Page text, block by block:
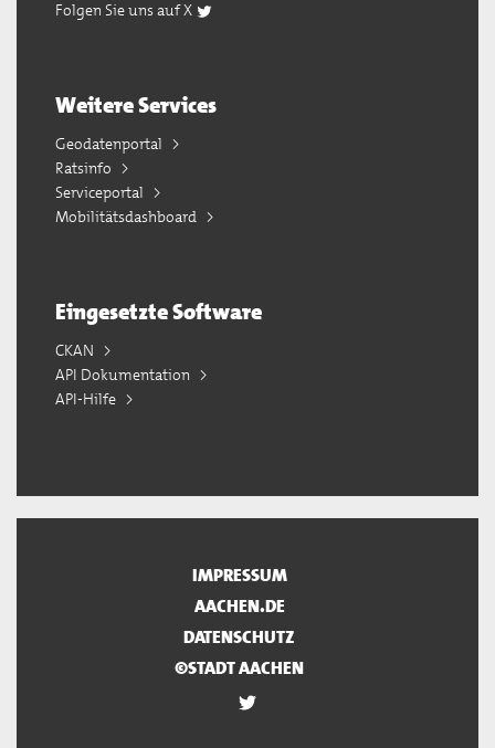
Folgen Sie uns auf X
Weitere Services
Geodatenportal
Ratsinfo
Serviceportal
Mobilitätsdashboard
Eingesetzte Software
CKAN
API Dokumentation
API-Hilfe
IMPRESSUM
AACHEN.DE
DATENSCHUTZ
©STADT AACHEN